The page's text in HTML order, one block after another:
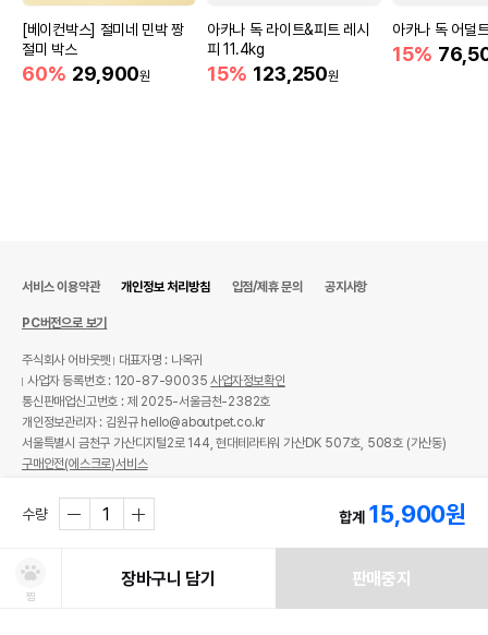
[베이컨박스] 절미네 민박 짱
절미 박스
60% 29,900원
아카나 독 라이트&피트 레시
피 11.4kg
15% 123,250원
아카나 독 어덜
15%
수량 합계 15,900원
찜
장바구니 담기 판매중지
서비스 이용약관 개인정보 처리방침 입점/제휴 문의 공지사항
PC버전으로 보기
주식회사 어바웃펫
대표자명 : 나옥귀
사업자 등록번호 : 120-87-90035사업자정보확인
통신판매업신고번호 : 제 2025-서울금천-2382호
개인정보관리자 : 김원규 hello@aboutpet.co.kr
서울특별시 금천구 가산디지털2로 144, 현대테라타워 가산DK 507호, 508호 (가산동)
구매안전(에스크로)서비스